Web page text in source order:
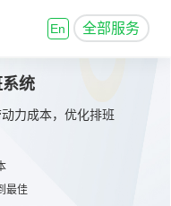
En 全部服务
统
力成本，优化排班
最佳